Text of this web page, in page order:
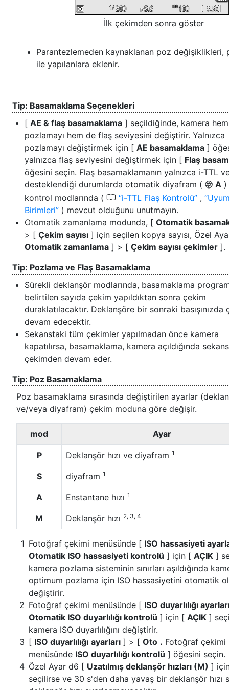
İlk çekimden sonra göster
Parantezlemeden kaynaklanan poz değişiklikleri,
ile yapılanlara eklenir.
Basamaklama Seçenekleri
[ AE & flaş basamaklama ] seçildiğinde, kamera hem
pozlamayı hem de flaş seviyesini değiştirir. Yalnızca
pozlamayı değiştirmek için [ AE basamaklama ]
yalnızca flaş seviyesini değiştirmek için [ Flaş
öğesini seçin. Flaş basamaklamanın yalnızca i-TTL
desteklendiği durumlarda otomatik diyafram ( q A )
kontrol modlarında ( 0 i-TTL Flaş Kontrolü ,
Birimleri
) mevcut olduğunu unutmayın.
Otomatik zamanlama modunda, [ Otomatik
> [ Çekim sayısı ] için seçilen kopya sayısı, Özel
Otomatik zamanlama ] > [ Çekim sayısı çekimler ].
Pozlama ve Flaş Basamaklama
Sürekli deklanşör modlarında, basamaklama
belirtilen sayıda çekim yapıldıktan sonra çekim
duraklatılacaktır. Deklanşöre bir sonraki basışınızda
devam edecektir.
Sekanstaki tüm çekimler yapılmadan önce kamera
kapatılırsa, basamaklama, kamera açıldığında
çekimden devam eder.
Poz Basamaklama
Poz basamaklama sırasında değiştirilen ayarlar
ve/veya diyafram) çekim moduna göre değişir.
mod Ayar
P Deklanşör hızı ve diyafram 1
S diyafram 1
A Enstantane hızı 1
M Deklanşör hızı 2, 3, 4
Fotoğraf çekimi menüsünde [ ISO hassasiyeti
Otomatik ISO hassasiyeti kontrolü ] için [ AÇIK ]
kamera pozlama sisteminin sınırları aşıldığında
optimum pozlama için ISO hassasiyetini otomatik
değiştirir.
Fotoğraf çekimi menüsünde [ ISO duyarlılığı
Otomatik ISO duyarlılığı kontrolü ] için [ AÇIK ]
kamera ISO duyarlılığını değiştirir.
[ ISO duyarlılığı ayarları ] > [ Oto . Fotoğraf çekimi
menüsünde ISO duyarlılığı kontrolü ] öğesini seçin.
Özel Ayar d6 [ Uzatılmış deklanşör hızları (M) ]
seçilirse ve 30 s'den daha yavaş bir deklanşör hızı